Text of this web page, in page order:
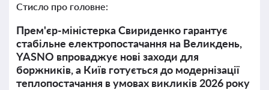
Стисло про головне:
Прем'єр-міністерка Свириденко гарантує
стабільне електропостачання на Великдень,
YASNO впроваджує нові заходи для
боржників, а Київ готується до модернізації
теплопостачання в умовах викликів 2026 року